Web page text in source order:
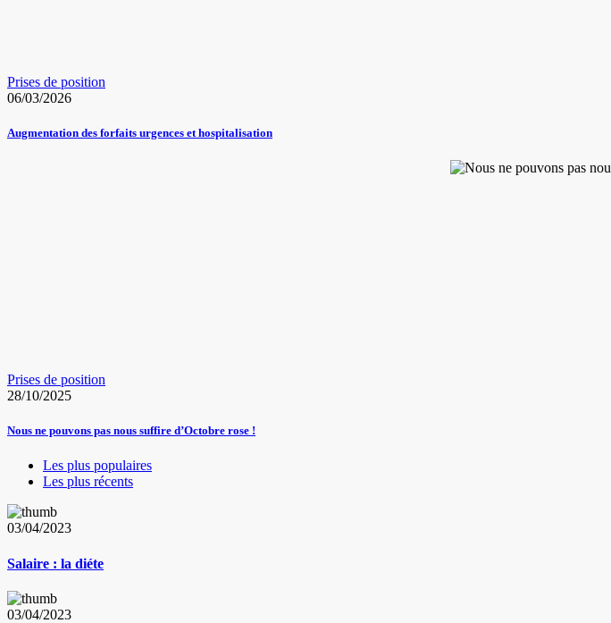
Prises de position
06/03/2026
Augmentation des forfaits urgences et hospitalisation
Prises de position
28/10/2025
Nous ne pouvons pas nous suffire d’Octobre rose !
Les plus populaires
Les plus récents
03/04/2023
Salaire : la diéte
03/04/2023